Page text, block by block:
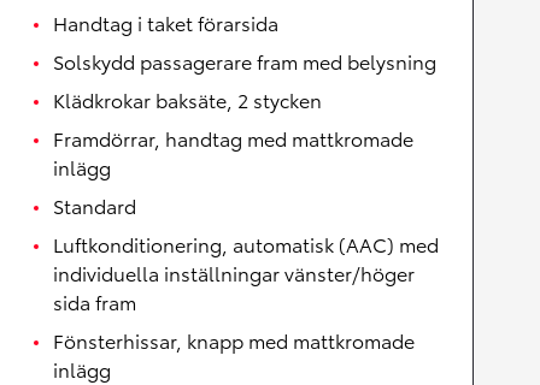
Handtag i taket förarsida
Solskydd passagerare fram med belysning
Klädkrokar baksäte, 2 stycken
Framdörrar, handtag med mattkromade
inlägg
Standard
Luftkonditionering, automatisk (AAC) med
individuella inställningar vänster/höger
sida fram
Fönsterhissar, knapp med mattkromade
inlägg